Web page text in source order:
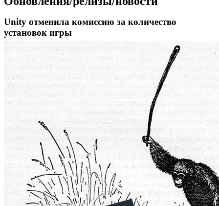
Unity отменила комиссию за количество
установок игры